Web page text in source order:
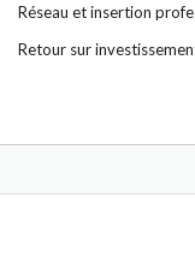
Réseau et insertion
Retour sur